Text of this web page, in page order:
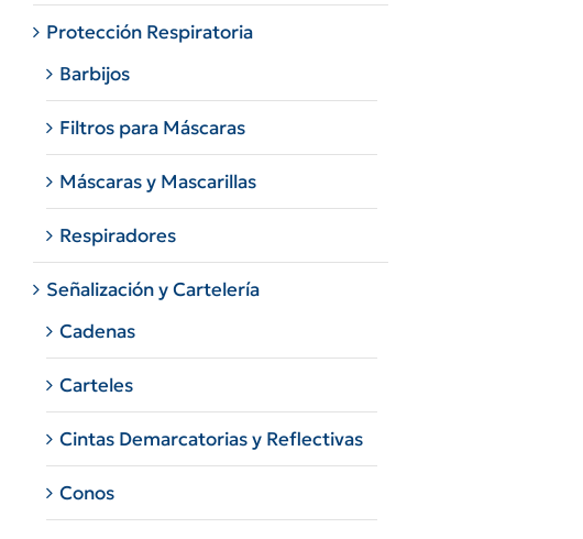
Protección Respiratoria
Barbijos
Filtros para Máscaras
Máscaras y Mascarillas
Respiradores
Señalización y Cartelería
Cadenas
Carteles
Cintas Demarcatorias y Reflectivas
Conos